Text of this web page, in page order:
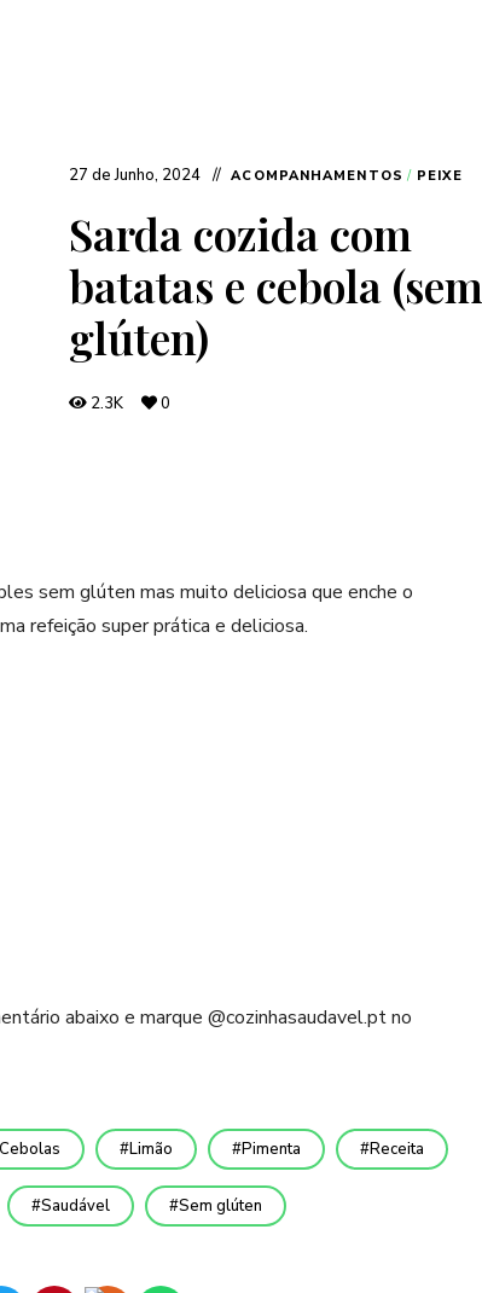
27 de Junho, 2024 ACOMPANHAMENTOS / PEIXE
Sarda cozida com
batatas e cebola (sem
glúten)
2.3K 0
sem glúten mas muito deliciosa que enche o
refeição super prática e deliciosa.
abaixo e marque @cozinhasaudavel.pt no
Limão Pimenta Receita
Saudável Sem glúten